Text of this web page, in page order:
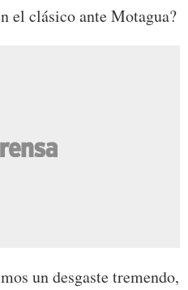
el clásico ante Motagua?
un desgaste tremendo,